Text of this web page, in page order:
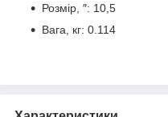
Розмір, ″: 10,5
Вага, кг: 0.114